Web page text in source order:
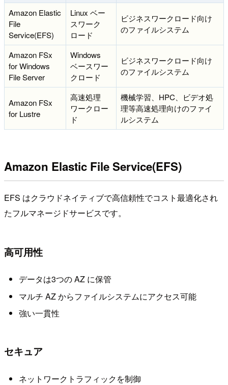
Amazon Elastic
File
Service(EFS)
Linux ベー
スワーク
ロード
ビジネスワークロード向け
のファイルシステム
Amazon FSx
for Windows
File Server
Windows
ベースワー
クロード
ビジネスワークロード向け
のファイルシステム
Amazon FSx
for Lustre
高速処理
ワークロー
ド
機械学習、HPC、ビデオ処
理等高速処理向けのファイ
ルシステム
Amazon Elastic File Service(EFS)
EFS はクラウドネイティブで高信頼性でコスト最適化され
たフルマネージドサービスです。
高可用性
データは3つの AZ に保管
マルチ AZ からファイルシステムにアクセス可能
強い一貫性
セキュア
ネットワークトラフィックを制御